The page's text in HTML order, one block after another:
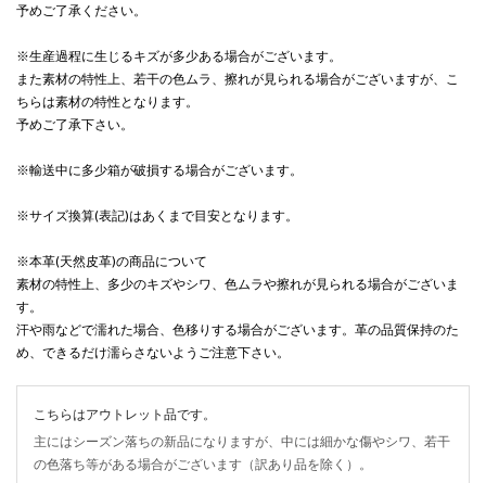
予めご了承ください。
※生産過程に生じるキズが多少ある場合がございます。
また素材の特性上、若干の色ムラ、擦れが見られる場合がございますが、こ
ちらは素材の特性となります。
予めご了承下さい。
※輸送中に多少箱が破損する場合がございます。
※サイズ換算(表記)はあくまで目安となります。
※本革(天然皮革)の商品について
素材の特性上、多少のキズやシワ、色ムラや擦れが見られる場合がございま
す。
汗や雨などで濡れた場合、色移りする場合がございます。革の品質保持のた
め、できるだけ濡らさないようご注意下さい。
こちらはアウトレット品です。
主にはシーズン落ちの新品になりますが、中には細かな傷やシワ、若干
の色落ち等がある場合がございます（訳あり品を除く）。